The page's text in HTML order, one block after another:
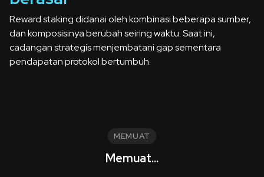
Reward staking didanai oleh kombinasi beberapa sumber,
dan komposisinya berubah seiring waktu. Saat ini,
cadangan strategis menjembatani gap sementara
pendapatan protokol bertumbuh.
MEMUAT
Memuat...